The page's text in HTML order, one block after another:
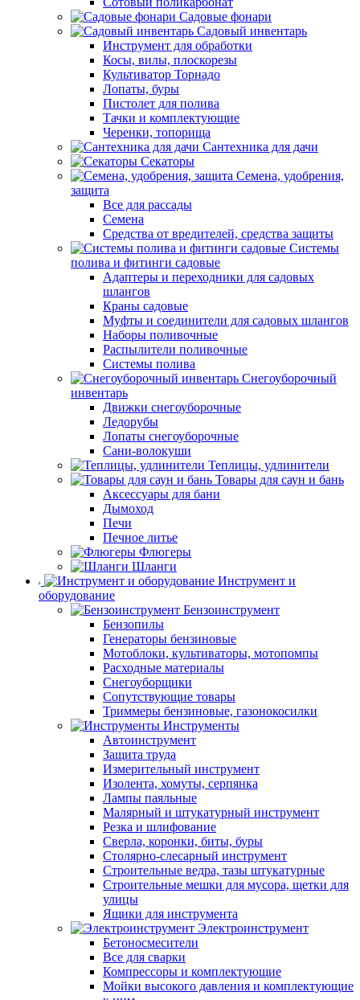
Садовые фонари
Садовый инвентарь
Инструмент для обработки
Косы, вилы, плоскорезы
Культиватор Торнадо
Лопаты, буры
Пистолет для полива
Тачки и комплектующие
Черенки, топорища
Сантехника для дачи
Секаторы
Семена, удобрения,
защита
Все для рассады
Семена
Средства от вредителей, средства защиты
Системы
полива и фитинги садовые
Адаптеры и переходники для садовых
шлангов
Краны садовые
Муфты и соединители для садовых шлангов
Наборы поливочные
Распылители поливочные
Системы полива
Снегоуборочный
инвентарь
Движки снегоуборочные
Ледорубы
Лопаты снегоуборочные
Сани-волокуши
Теплицы, удлинители
Товары для саун и бань
Аксессуары для бани
Дымоход
Печи
Печное литье
Флюгеры
Шланги
Инструмент и
оборудование
Бензоинструмент
Бензопилы
Генераторы бензиновые
Мотоблоки, культиваторы, мотопомпы
Расходные материалы
Снегоуборщики
Сопутствующие товары
Триммеры бензиновые, газонокосилки
Инструменты
Автоинструмент
Защита труда
Измерительный инструмент
Изолента, хомуты, серпянка
Лампы паяльные
Малярный и штукатурный инструмент
Резка и шлифование
Сверла, коронки, биты, буры
Столярно-слесарный инструмент
Строительные ведра, тазы штукатурные
Строительные мешки для мусора, щетки для
улицы
Ящики для инструмента
Электроинструмент
Бетоносмесители
Все для сварки
Компрессоры и комплектующие
Мойки высокого давления и комплектующие